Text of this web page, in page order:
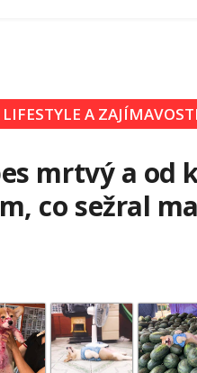
LIFESTYLE A ZAJÍMAVOSTI
mrtvý a od
co sežral